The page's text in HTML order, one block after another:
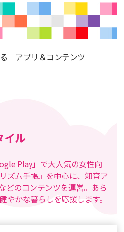
アプリ＆コンテンツ
イル
Play」で大人気の女性向
ズム手帳』を中心に、知育ア
どのコンテンツを運営。あら
やかな暮らしを応援します。